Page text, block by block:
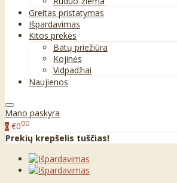
Greitas pristatymas
Išpardavimas
Kitos prekės
Batų priežiūra
Kojinės
Vidpadžiai
Naujienos
Mano paskyra
0 €000
Prekių krepšelis tuščias!